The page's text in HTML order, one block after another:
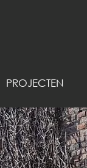
PROJECTEN